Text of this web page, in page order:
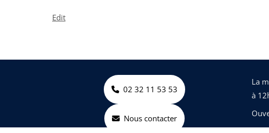
EditSoirée
02 32 11 53 53
Nous contacter
La
à